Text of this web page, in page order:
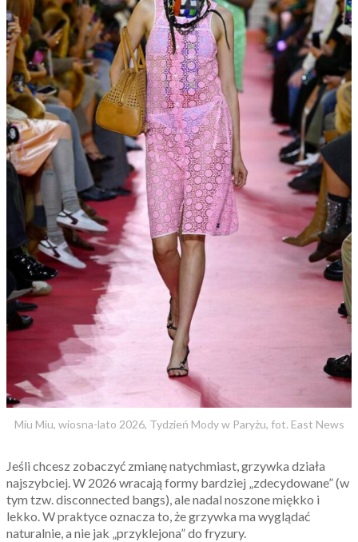
Miu Miu, wiosna-lato 2026, Tydzień Mody w Paryżu, fot. East News
Jeśli chcesz zobaczyć zmianę natychmiast, grzywka działa
najszybciej. W 2026 wracają formy bardziej „zdecydowane” (w
tym tzw. disconnected bangs), ale nadal noszone miękko i
lekko. W praktyce oznacza to, że grzywka ma wyglądać
naturalnie, a nie jak „przyklejona” do fryzury.